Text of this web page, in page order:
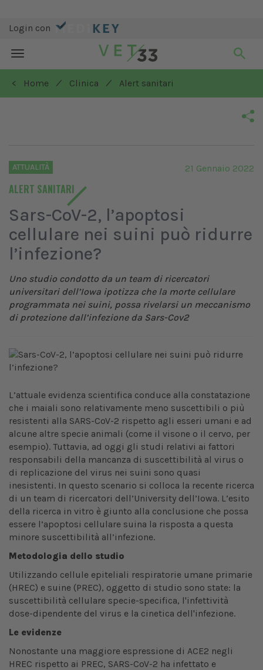
Login con
Toggle
navigation
< Home
/ Clinica / Alert sanitari
ATTUALITÀ
ALERT SANITARI
21 Gennaio 2022
Sars-CoV-2, l’apoptosi
cellulare nei suini può ridurre
l’infezione?
Uno studio condotto da un team di ricercatori
universitari dell’Iowa ipotizza che la morte cellulare
programmata nei suini, possa rivelarsi un meccanismo
di protezione dall’infezione da Sars-Cov2
L’attuale evidenza scientifica conduce alla constatazione
che i maiali sono relativamente meno suscettibili o più
resistenti alla SARS-CoV-2 rispetto agli esseri umani e ad
alcune altre specie animali (come il visone o il cervo, per
esempio). Tuttavia, ad oggi gli studi relativi ai fattori
responsabili della mancanza di suscettibilità al virus o
di replicazione del virus nei suini sono quasi
inesistenti. In questo scenario si colloca la recente ricerca
di un team di ricercatori dell’University dell’Iowa. L’esito
della ricerca in vitro è giunto alla conclusione che possa
essere l’apoptosi cellulare suina la risposta a questa
minore suscettibilità all’infezione.
Metodologia dello studio
Utilizzando cellule epiteliali respiratorie umane primarie
(HREC) e suine (PREC), oggetto di studio sono state: la
suscettibilità cellulare specie-specifica, l'infettività
dose-dipendente del virus e la cinetica dell'infezione.
Le evidenze
Nonostante una maggiore espressione di ACE2 negli
HREC rispetto ai PREC, SARS-CoV-2 ha infettato e